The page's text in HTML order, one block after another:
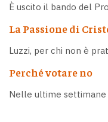
È uscito il bando del
La Passione di
Luzzi, per chi non è
Perché votare no
Nelle ultime settimane